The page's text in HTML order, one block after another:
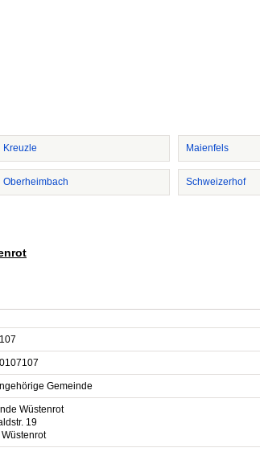
Kreuzle Maienfels
Oberheimbach Schweizerhof
Gemeinde
Wüstenrot
19